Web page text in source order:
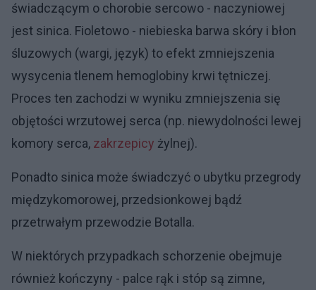
świadczącym o chorobie sercowo - naczyniowej
jest sinica. Fioletowo - niebieska barwa skóry i błon
śluzowych (wargi, język) to efekt zmniejszenia
wysycenia tlenem hemoglobiny krwi tętniczej.
Proces ten zachodzi w wyniku zmniejszenia się
objętości wrzutowej serca (np. niewydolności lewej
komory serca, zakrzepicy żylnej).
Ponadto sinica może świadczyć o ubytku przegrody
międzykomorowej, przedsionkowej bądź
przetrwałym przewodzie Botalla.
W niektórych przypadkach schorzenie obejmuje
również kończyny - palce rąk i stóp są zimne,